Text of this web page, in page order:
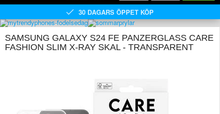
30 DAGARS ÖPPET KÖP
SAMSUNG GALAXY S24 FE PANZERGLASS CARE
FASHION SLIM X-RAY SKAL - TRANSPARENT